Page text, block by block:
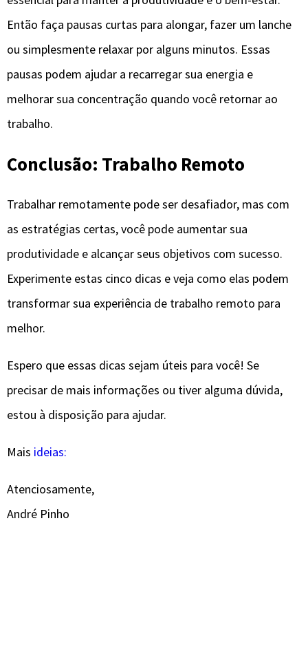
Então faça pausas curtas para alongar, fazer um lanche
ou simplesmente relaxar por alguns minutos. Essas
pausas podem ajudar a recarregar sua energia e
melhorar sua concentração quando você retornar ao
trabalho.
Conclusão: Trabalho Remoto
Trabalhar remotamente pode ser desafiador, mas com
as estratégias certas, você pode aumentar sua
produtividade e alcançar seus objetivos com sucesso.
Experimente estas cinco dicas e veja como elas podem
transformar sua experiência de trabalho remoto para
melhor.
Espero que essas dicas sejam úteis para você! Se
precisar de mais informações ou tiver alguma dúvida,
estou à disposição para ajudar.
Mais ideias:
Atenciosamente,
André Pinho